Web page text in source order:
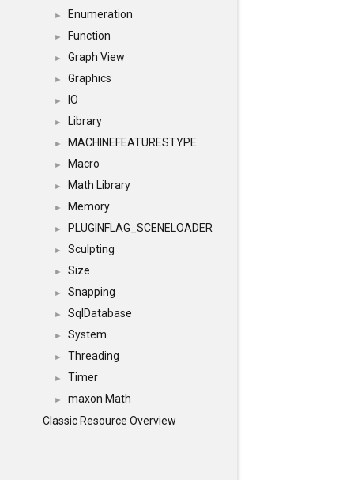
► Enumeration
► Function
► Graph View
► Graphics
► IO
► Library
► MACHINEFEATURESTYPE
► Macro
► Math Library
► Memory
► PLUGINFLAG_SCENELOADER
► Sculpting
► Size
► Snapping
► SqlDatabase
► System
► Threading
► Timer
►
maxon Math
Classic Resource Overview